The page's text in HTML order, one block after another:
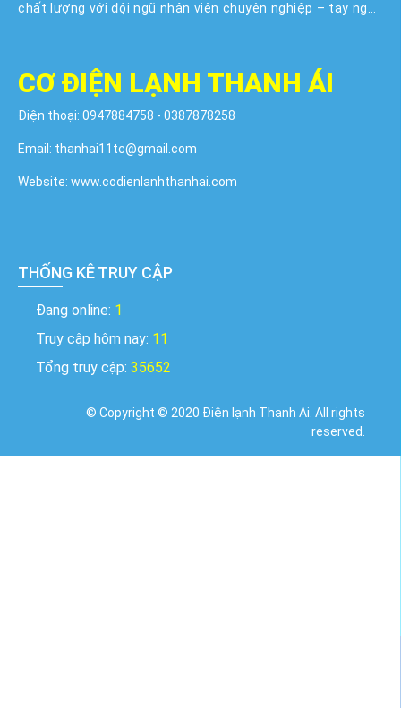
chất lượng với đội ngũ nhân viên chuyên nghiệp – tay nghề
trọng và ý nghĩa. Không những chuyên về điện lạnh DÂN
DỤNG mà giờ đây CƠ ĐIỆN LẠNH THANH ÁI mà quý khách
luôn sẵn lòng tin tưởng đã đa dạng hơn, mở rộng sang lĩnh
CƠ ĐIỆN LẠNH THANH ÁI
Điện thoại: 0947884758 - 0387878258
Email: thanhai11tc@gmail.com
Website: www.codienlanhthanhai.com
THỐNG KÊ TRUY CẬP
Đang online: 1
Truy cập hôm nay: 11
Tổng truy cập: 35652
© Copyright © 2020 Điện lạnh Thanh Ai. All rights
reserved.